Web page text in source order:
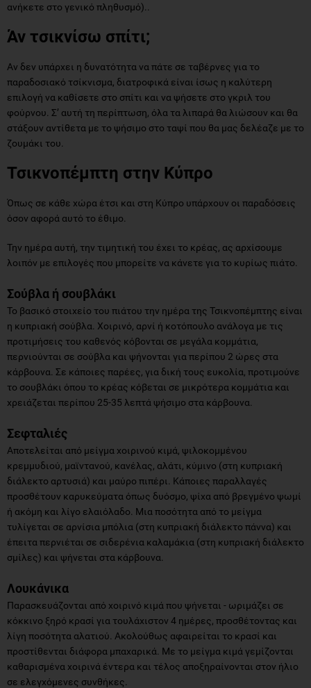
ανήκετε στο γενικό πληθυσμό)..
Άν τσικνίσω σπίτι;
Αν δεν υπάρχει η δυνατότητα να πάτε σε ταβέρνες για το
παραδοσιακό τσίκνισμα, διατροφικά είναι ίσως η καλύτερη
επιλογή να καθίσετε στο σπίτι και να ψήσετε στο γκριλ του
φούρνου. Σ’ αυτή τη περίπτωση, όλα τα λιπαρά θα λιώσουν και θα
στάξουν αντίθετα με το ψήσιμο στο ταψί που θα μας δελέαζε με το
ζουμάκι του.
Τσικνοπέμπτη στην Κύπρο
Όπως σε κάθε χώρα έτσι και στη Κύπρο υπάρχουν οι παραδόσεις
όσον αφορά αυτό το έθιμο.
Την ημέρα αυτή, την τιμητική του έχει το κρέας, ας αρχίσουμε
λοιπόν με επιλογές που μπορείτε να κάνετε για το κυρίως πιάτο.
Σούβλα ή σουβλάκι
Το βασικό στοιχείο του πιάτου την ημέρα της Τσικνοπέμπτης είναι
η κυπριακή σούβλα. Χοιρινό, αρνί ή κοτόπουλο ανάλογα με τις
προτιμήσεις του καθενός κόβονται σε μεγάλα κομμάτια,
περνιούνται σε σούβλα και ψήνονται για περίπου 2 ώρες στα
κάρβουνα. Σε κάποιες παρέες, για δική τους ευκολία, προτιμούνε
το σουβλάκι όπου το κρέας κόβεται σε μικρότερα κομμάτια και
χρειάζεται περίπου 25-35 λεπτά ψήσιμο στα κάρβουνα.
Σεφταλιές
Αποτελείται από μείγμα χοιρινού κιμά, ψιλοκομμένου
κρεμμυδιού, μαϊντανού, κανέλας, αλάτι, κύμινο (στη κυπριακή
διάλεκτο αρτυσιά) και μαύρο πιπέρι. Κάποιες παραλλαγές
προσθέτουν καρυκεύματα όπως δυόσμο, ψίχα από βρεγμένο ψωμί
ή ακόμη και λίγο ελαιόλαδο. Μια ποσότητα από το μείγμα
τυλίγεται σε αρνίσια μπόλια (στη κυπριακή διάλεκτο πάννα) και
έπειτα περνιέται σε σιδερένια καλαμάκια (στη κυπριακή διάλεκτο
σμίλες) και ψήνεται στα κάρβουνα.
Λουκάνικα
Παρασκευάζονται από χοιρινό κιμά που ψήνεται - ωριμάζει σε
κόκκινο ξηρό κρασί για τουλάχιστον 4 ημέρες, προσθέτοντας και
λίγη ποσότητα αλατιού. Ακολούθως αφαιρείται το κρασί και
προστίθενται διάφορα μπαχαρικά. Με το μείγμα κιμά γεμίζονται
καθαρισμένα χοιρινά έντερα και τέλος αποξηραίνονται στον ήλιο
σε ελεγχόμενες συνθήκες.